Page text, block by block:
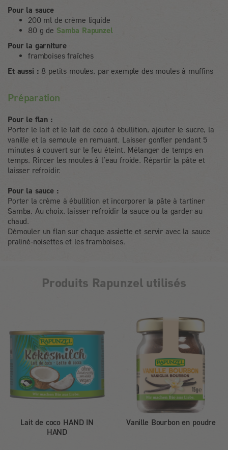
Pour la sauce
200 ml de crème liquide
80 g de Samba Rapunzel
Pour la garniture
framboises fraîches
Et aussi : 8 petits moules, par exemple des moules à muffins
Préparation
Pour le flan :
Porter le lait et le lait de coco à ébullition, ajouter le sucre, la
vanille et la semoule en remuant. Laisser gonfler pendant 5
minutes à couvert sur le feu éteint. Mélanger de temps en
temps. Rincer les moules à l’eau froide. Répartir la pâte et
laisser refroidir.
Pour la sauce :
Porter la crème à ébullition et incorporer la pâte à tartiner
Samba. Au choix, laisser refroidir la sauce ou la garder au
chaud.
Démouler un flan sur chaque assiette et servir avec la sauce
praliné-noisettes et les framboises.
Produits Rapunzel utilisés
Lait de coco HAND IN
HAND
Vanille Bourbon en poudre